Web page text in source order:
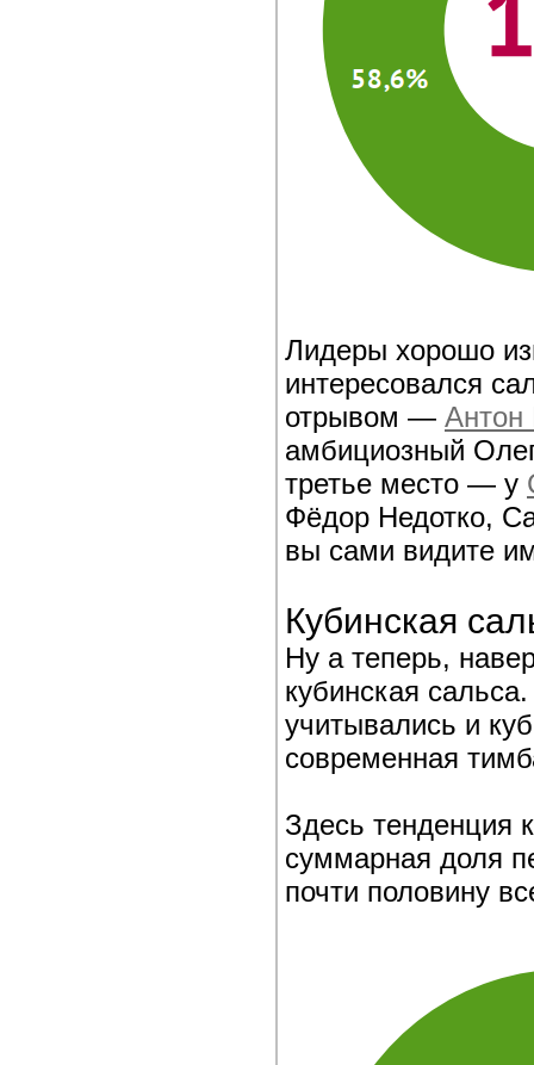
Лидеры хорошо
интересовался
отрывом —
амбициозный
третье место — у
Фёдор Недотко,
вы сами видите
Кубинская
Ну а теперь,
кубинская
учитывались и
современная
Здесь тенденция
суммарная доля
почти половину